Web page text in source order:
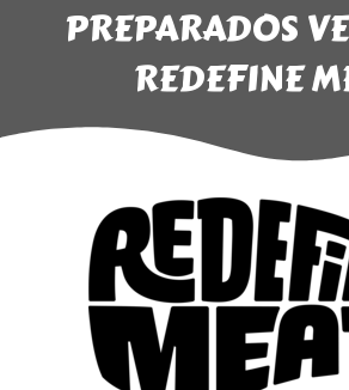
PREPARADOS
REDEFINE